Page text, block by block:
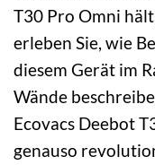
T30 Pro Omni
erleben Sie, wie
diesem Gerät im
Wände
Ecovacs Deebot
genauso